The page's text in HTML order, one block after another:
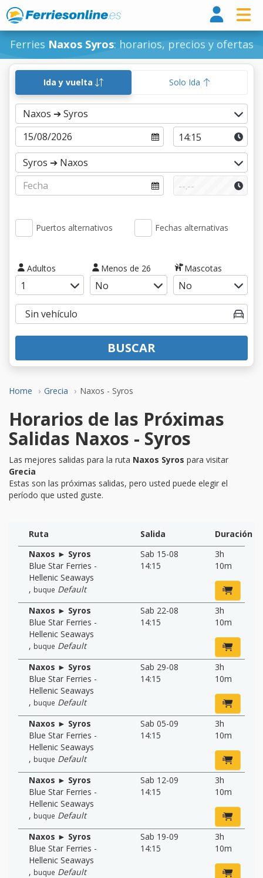
Ferries Naxos Syros: horarios, precios y ofertas
Home Grecia Naxos - Syros
Ida y vuelta Solo Ida
Puertos alternativos Fechas alternativas
Adultos Menos de 26 Mascotas
BUSCAR
Horarios de las Próximas
Salidas Naxos - Syros
Las mejores salidas para la ruta Naxos Syros para visitar
Grecia
Estas son las próximas salidas, pero usted puede elegir el
período que usted guste.
Ruta Salida
Duración
Naxos ► Syros
Blue Star Ferries -
Hellenic Seaways
, buque Default
Sab 15-08
14:15
3h
10m
Naxos ► Syros
Blue Star Ferries -
Hellenic Seaways
, buque Default
Sab 22-08
14:15
3h
10m
Naxos ► Syros
Blue Star Ferries -
Hellenic Seaways
, buque Default
Sab 29-08
14:15
3h
10m
Naxos ► Syros
Blue Star Ferries -
Hellenic Seaways
, buque Default
Sab 05-09
14:15
3h
10m
Naxos ► Syros
Blue Star Ferries -
Hellenic Seaways
, buque Default
Sab 12-09
14:15
3h
10m
Naxos ► Syros
Blue Star Ferries -
Hellenic Seaways
, buque Default
Sab 19-09
14:15
3h
10m